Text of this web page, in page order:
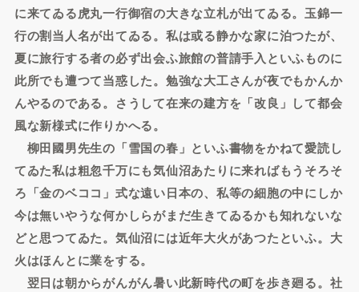
に来てゐる虎丸一行御宿の大きな立札が出てゐる。玉錦一
行の割当人名が出てゐる。私は或る静かな家に泊つたが、
夏に旅行する者の必ず出会ふ旅館の普請手入といふものに
此所でも遭つて当惑した。勉強な大工さんが夜でもかんか
んやるのである。さうして在来の建方を「改良」して都会
風な新様式に作りかへる。
柳田國男先生の「雪国の春」といふ書物をかねて愛読し
てゐた私は粗忽千万にも気仙沼あたりに来ればもうそろそ
ろ「金のベココ」式な遠い日本の、私等の細胞の中にしか
今は無いやうな何かしらがまだ生きてゐるかも知れないな
どと思つてゐた。気仙沼には近年大火があつたといふ。大
火はほんとに業をする。
翌日は朝からがんがん暑い此新時代の町を歩き廻る。社